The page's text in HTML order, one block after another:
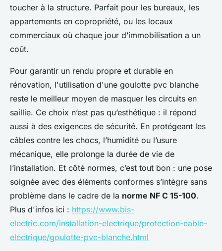
toucher à la structure. Parfait pour les bureaux, les
appartements en copropriété, ou les locaux
commerciaux où chaque jour d’immobilisation a un
coût.
Pour garantir un rendu propre et durable en
rénovation, l'utilisation d'une goulotte pvc blanche
reste le meilleur moyen de masquer les circuits en
saillie. Ce choix n’est pas qu’esthétique : il répond
aussi à des exigences de sécurité. En protégeant les
câbles contre les chocs, l’humidité ou l’usure
mécanique, elle prolonge la durée de vie de
l’installation. Et côté normes, c’est tout bon : une pose
soignée avec des éléments conformes s’intègre sans
problème dans le cadre de la norme NF C 15-100.
Plus d'infos ici : https://www.bis-
electric.com/installation-electrique/protection-cable-
electrique/goulotte-pvc-blanche.html